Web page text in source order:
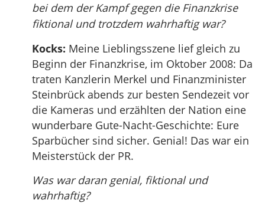
bei dem der Kampf gegen die Finanzkrise
fiktional und trotzdem wahrhaftig war?
Kocks: Meine Lieblingsszene lief gleich zu
Beginn der Finanzkrise, im Oktober 2008: Da
traten Kanzlerin Merkel und Finanzminister
Steinbrück abends zur besten Sendezeit vor
die Kameras und erzählten der Nation eine
wunderbare Gute-Nacht-Geschichte: Eure
Sparbücher sind sicher. Genial! Das war ein
Meisterstück der PR.
Was war daran genial, fiktional und
wahrhaftig?